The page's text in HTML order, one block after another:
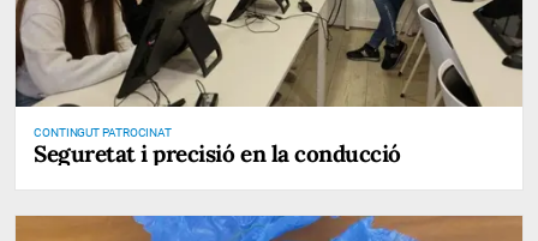
CONTINGUT PATROCINAT
Seguretat i precisió en la conducció